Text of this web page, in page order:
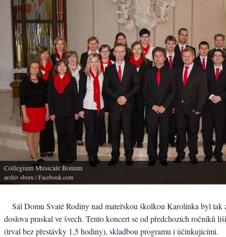
Collegium Musicale Bonum
archiv sboru / Facebook.com
Sál Domu Svaté Rodiny nad mateřskou školkou Karolínka byl tak
doslova praskal ve švech. Tento koncert se od předchozích ročníků
(trval bez přestávky 1,5 hodiny), skladbou programu i účinkujícími.